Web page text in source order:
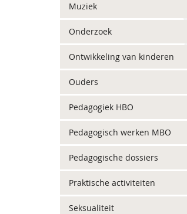
Muziek
Onderzoek
Ontwikkeling van kinderen
Ouders
Pedagogiek HBO
Pedagogisch werken MBO
Pedagogische dossiers
Praktische activiteiten
Seksualiteit